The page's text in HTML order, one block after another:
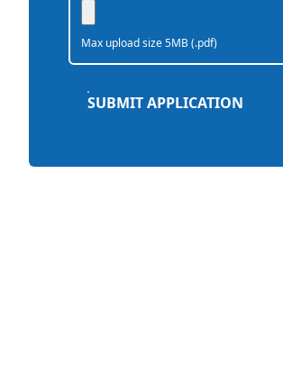
Max upload size 5MB (.pdf)
SUBMIT APPLICATION